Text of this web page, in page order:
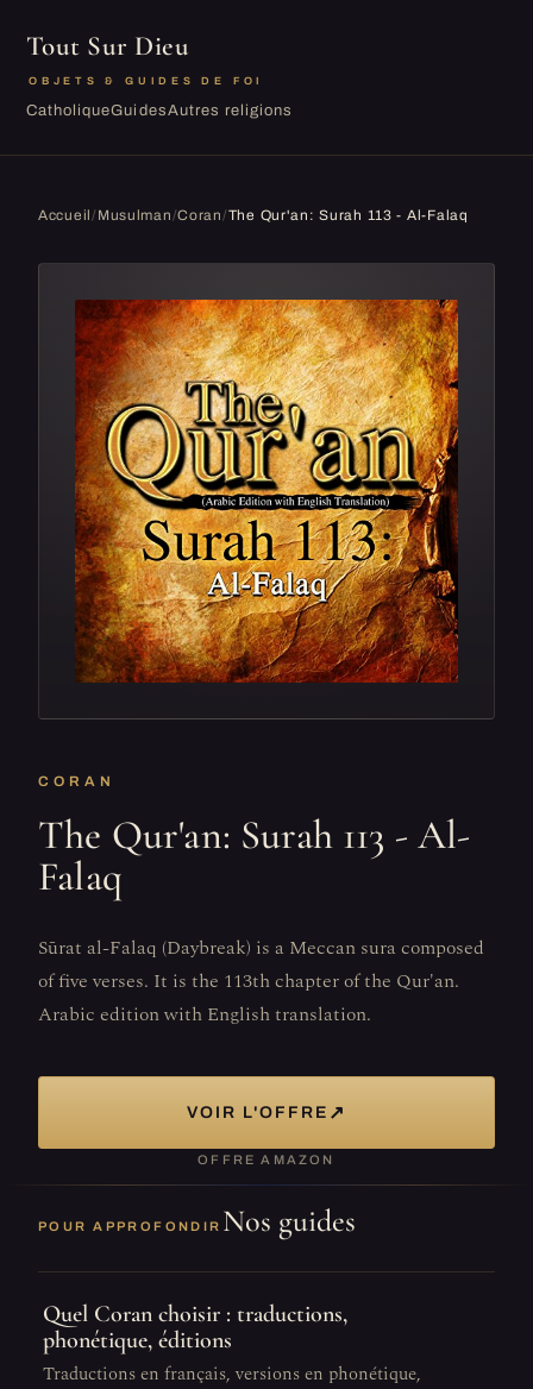
Tout Sur Dieu
OBJETS & GUIDES DE FOI
CatholiqueGuidesAutres religions
Accueil/ Musulman/Coran/The Qur'an: Surah 113 - Al-Falaq
CORAN
The Qur'an: Surah 113 - Al-
Falaq
Sūrat al-Falaq (Daybreak) is a Meccan sura composed
of five verses. It is the 113th chapter of the Qur'an.
Arabic edition with English translation.
VOIR L'OFFRE ↗
OFFRE AMAZON
POUR APPROFONDIR Nos guides
Quel Coran choisir : traductions,
phonétique, éditions
Traductions en français, versions en phonétique,